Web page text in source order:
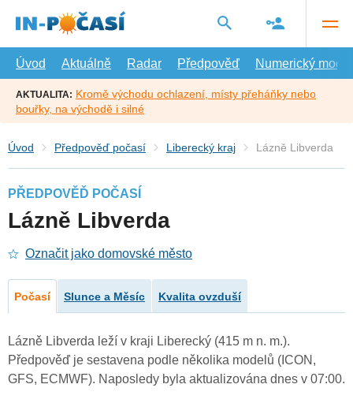
hlavní
Úvod
Aktuálně Radar Předpověď Numerický model
AKTUALITA: Kromě východu ochlazení, místy přeháňky nebo
bouřky, na východě i silné
Úvod Předpověď počasí Liberecký kraj Lázně Libverda
PŘEDPOVĚĎ POČASÍ
Lázně Libverda
Označit jako domovské město
Počasí Slunce a Měsíc Kvalita ovzduší
Lázně Libverda leží v kraji Liberecký (415 m n. m.).
Předpověď je sestavena podle několika modelů (ICON,
GFS, ECMWF). Naposledy byla aktualizována dnes v 07:00.